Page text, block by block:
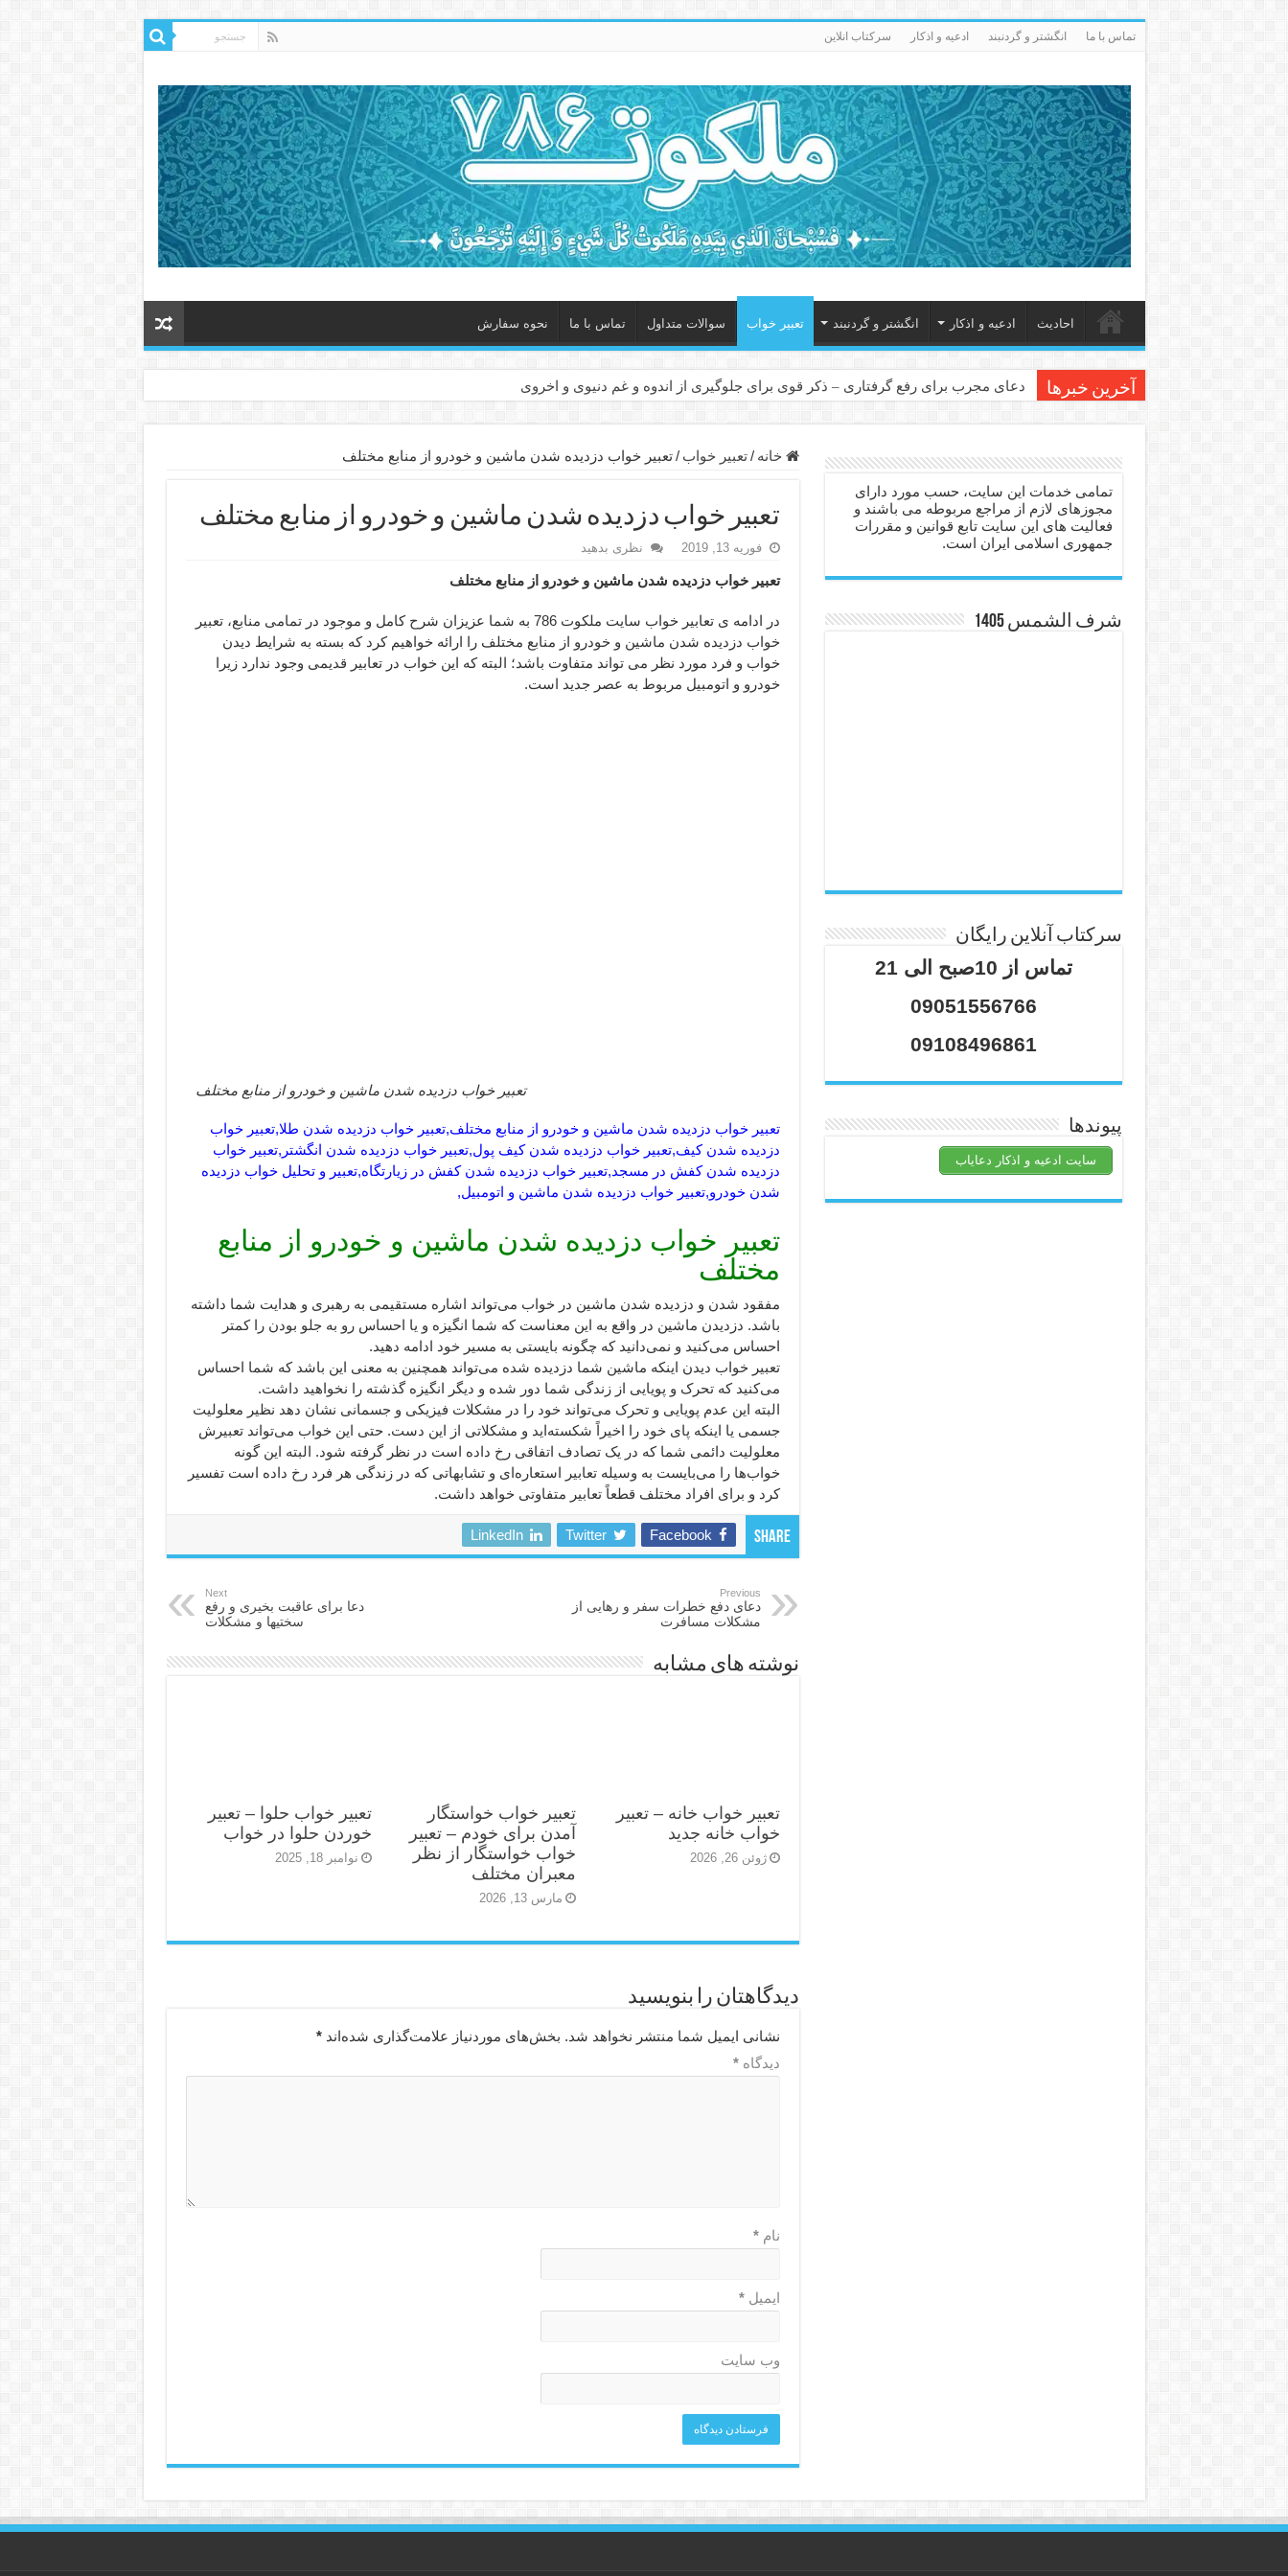
تماس با ما انگشتر و گردنبند ادعيه و اذكار سرکتاب انلاین
احاديث ادعيه و اذكار انگشتر و گردنبند تعبیر خواب سوالات متداول تماس با ما نحوه سفارش
آخرین خبرها دعای مجرب برای رفع گرفتاری – ذکر قوی برای جلوگیری از اندوه و غم دنیوی و اخروی
دعای حفظ جان عزیزان از بلا در سفر – دعا برای رفع حوادث بد روزانه
انواع ذکرهای الهی و خواص آن – مجرب ترین ذکرها برای برآوردن حاجات
دعای روزی و رفع فقر – دعای مجرب برای گشایش مالی و برکت در کار
دعای قوی برای حاجات دنیا و آخرت – حاجت روایی و رفع مشکلات
ختم سوره تکاثر برای جذب ثروت – خواص و برکات سوره تکاثر
دعا قدرت و توانمندی – دعا برای افزایش انرژی بدن و قدرت بازو
دعای ابودردا برای در امان ماندن از بلا – دعای ایمنی از سوختن
خانه / تعبیر خواب / تعبیر خواب دزدیده شدن ماشین و خودرو از منابع مختلف
تعبیر خواب دزدیده شدن ماشین و خودرو از منابع مختلف
فوریه 13, 2019 نظری بدهید
تعبیر خواب دزدیده شدن ماشین و خودرو از منابع مختلف
در ادامه ی تعابیر خواب سایت ملکوت 786 به شما عزیزان شرح کامل و موجود در تمامی منابع، تعبیر
خواب دزدیده شدن ماشین و خودرو از منابع مختلف را ارائه خواهیم کرد که بسته به شرایط دیدن
خواب و فرد مورد نظر می تواند متفاوت باشد؛ البته که این خواب در تعابیر قدیمی وجود ندارد زیرا
خودرو و اتومبیل مربوط به عصر جدید است.
تعبیر خواب دزدیده شدن ماشین و خودرو از منابع مختلف
تعبیر خواب دزدیده شدن ماشین و خودرو از منابع مختلف,تعبیر خواب دزدیده شدن طلا,تعبیر خواب
دزدیده شدن کیف,تعبیر خواب دزدیده شدن کیف پول,تعبیر خواب دزدیده شدن انگشتر,تعبیر خواب
دزدیده شدن کفش در مسجد,تعبیر خواب دزدیده شدن کفش در زیارتگاه,تعبیر و تحلیل خواب دزدیده
شدن خودرو,تعبیر خواب دزدیده شدن ماشین و اتومبیل,
تعبیر خواب دزدیده شدن ماشین و خودرو از منابع
مختلف
مفقود شدن و دزدیده شدن ماشین در خواب می‌تواند اشاره مستقیمی به رهبری و هدایت شما داشته
باشد. دزدیدن ماشین در واقع به این معناست که شما انگیزه و یا احساس رو به جلو بودن را کمتر
احساس می‌کنید و نمی‌دانید که چگونه بایستی به مسیر خود ادامه دهید.
تعبیر خواب دیدن اینکه ماشین شما دزدیده شده می‌تواند همچنین به معنی این باشد که شما احساس
می‌کنید که تحرک و پویایی از زندگی شما دور شده و دیگر انگیزه گذشته را نخواهید داشت.
البته این عدم پویایی و تحرک می‌تواند خود را در مشکلات فیزیکی و جسمانی نشان دهد نظیر معلولیت
جسمی یا اینکه پای خود را اخیراً شکسته‌اید و مشکلاتی از این دست. حتی این خواب می‌تواند تعبیرش
معلولیت دائمی شما که در یک تصادف اتفاقی رخ داده است در نظر گرفته شود. البته این گونه
خواب‌ها را می‌بایست به وسیله تعابیر استعاره‌ای و تشابهاتی که در زندگی هر فرد رخ داده است تفسیر
کرد و برای افراد مختلف قطعاً تعابیر متفاوتی خواهد داشت.
Share
Facebook
Twitter
LinkedIn
Previous
دعای دفع خطرات سفر و رهایی از
مشکلات مسافرت
Next
دعا برای عاقبت بخیری و رفع
سختیها و مشکلات
نوشته های مشابه
تعبیر خواب خانه – تعبیر
خواب خانه جدید
ژوئن 26, 2026
تعبیر خواب خواستگار
آمدن برای خودم – تعبیر
خواب خواستگار از نظر
معبران مختلف
مارس 13, 2026
تعبیر خواب حلوا – تعبیر
خوردن حلوا در خواب
نوامبر 18, 2025
دیدگاهتان را بنویسید
نشانی ایمیل شما منتشر نخواهد شد. بخش‌های موردنیاز علامت‌گذاری شده‌اند*
دیدگاه*
نام*
ایمیل*
وب‌ سایت
تمامی خدمات این سایت، حسب مورد دارای
مجوزهای لازم از مراجع مربوطه می باشند و
فعالیت های این سایت تابع قوانین و مقررات
جمهوری اسلامی ایران است.
شرف الشمس 1405
سرکتاب آنلاین رایگان
تماس از 10صبح الی 21
09051556766
09108496861
پیوندها
سایت ادعیه و اذکار دعایاب